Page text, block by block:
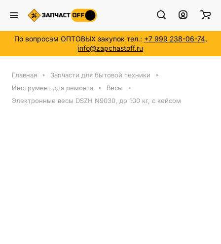
По вопросам ОПТОВЫХ закупок тел.: +7 999 238-06-74,
info@zapchastoff.ru
Главная
Запчасти для бытовой техники
Инструмент для ремонта
Весы
Электронные весы DSZH N9030, до 100 кг, с кейсом